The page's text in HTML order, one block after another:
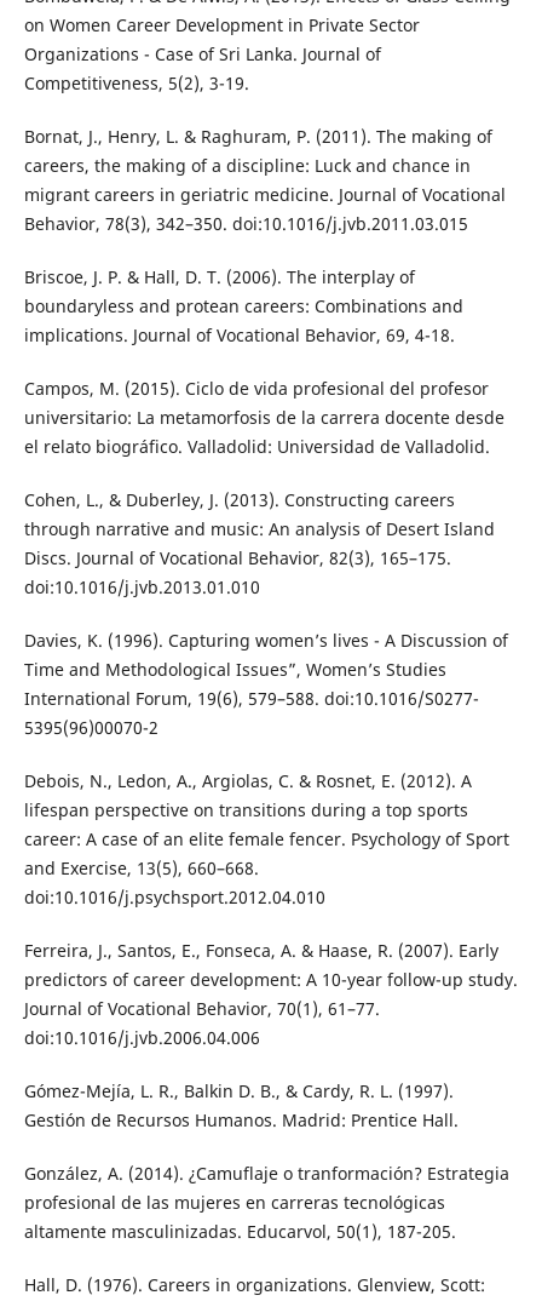
on Women Career Development in Private Sector
Organizations - Case of Sri Lanka. Journal of
Competitiveness, 5(2), 3-19.
Bornat, J., Henry, L. & Raghuram, P. (2011). The making of
careers, the making of a discipline: Luck and chance in
migrant careers in geriatric medicine. Journal of Vocational
Behavior, 78(3), 342–350. doi:10.1016/j.jvb.2011.03.015
Briscoe, J. P. & Hall, D. T. (2006). The interplay of
boundaryless and protean careers: Combinations and
implications. Journal of Vocational Behavior, 69, 4-18.
Campos, M. (2015). Ciclo de vida profesional del profesor
universitario: La metamorfosis de la carrera docente desde
el relato biográfico. Valladolid: Universidad de Valladolid.
Cohen, L., & Duberley, J. (2013). Constructing careers
through narrative and music: An analysis of Desert Island
Discs. Journal of Vocational Behavior, 82(3), 165–175.
doi:10.1016/j.jvb.2013.01.010
Davies, K. (1996). Capturing women’s lives - A Discussion of
Time and Methodological Issues”, Women’s Studies
International Forum, 19(6), 579–588. doi:10.1016/S0277-
5395(96)00070-2
Debois, N., Ledon, A., Argiolas, C. & Rosnet, E. (2012). A
lifespan perspective on transitions during a top sports
career: A case of an elite female fencer. Psychology of Sport
and Exercise, 13(5), 660–668.
doi:10.1016/j.psychsport.2012.04.010
Ferreira, J., Santos, E., Fonseca, A. & Haase, R. (2007). Early
predictors of career development: A 10-year follow-up study.
Journal of Vocational Behavior, 70(1), 61–77.
doi:10.1016/j.jvb.2006.04.006
Gómez-Mejía, L. R., Balkin D. B., & Cardy, R. L. (1997).
Gestión de Recursos Humanos. Madrid: Prentice Hall.
González, A. (2014). ¿Camuflaje o tranformación? Estrategia
profesional de las mujeres en carreras tecnológicas
altamente masculinizadas. Educarvol, 50(1), 187-205.
Hall, D. (1976). Careers in organizations. Glenview, Scott: